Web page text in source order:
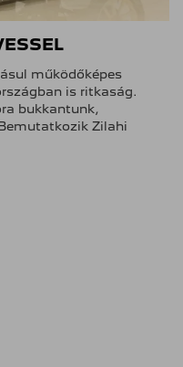
működőképes
is ritkaság.
bukkantunk,
Zilahi